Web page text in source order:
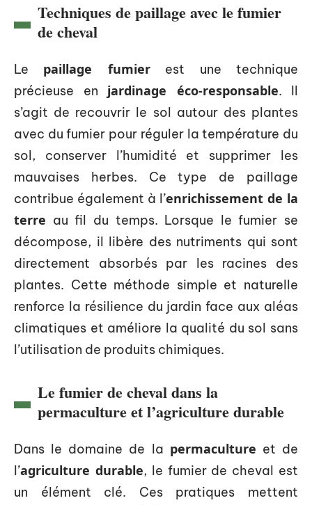
Techniques de paillage avec le fumier
de cheval
Le paillage fumierest une technique
précieuse en jardinage éco-responsable. Il
s’agit de recouvrir le sol autour des plantes
avec du fumier pour réguler la température du
sol, conserver l’humidité et supprimer les
mauvaises herbes. Ce type de paillage
contribue également à l’enrichissement de la
terre au fil du temps. Lorsque le fumier se
décompose, il libère des nutriments qui sont
directement absorbés par les racines des
plantes. Cette méthode simple et naturelle
renforce la résilience du jardin face aux aléas
climatiques et améliore la qualité du sol sans
l’utilisation de produits chimiques.
Le fumier de cheval dans la
permaculture et l’agriculture durable
Dans le domaine de la permaculture et de
l’agriculture durable, le fumier de cheval est
un élément clé. Ces pratiques mettent